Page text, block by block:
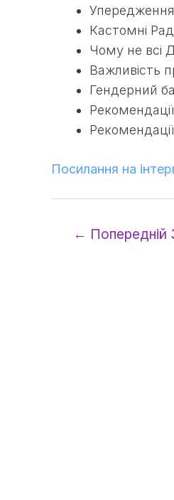
Кастомні
Чому не всі
Важливість
Гендерний
Посилання на
← Попередній